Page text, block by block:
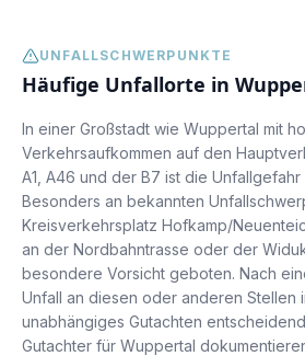
UNFALLSCHWERPUNKTE
Häufige Unfallorte in
In einer Großstadt wie Wuppertal mit
Verkehrsaufkommen auf den
A1, A46 und der B7 ist die
Besonders an bekannten
Kreisverkehrsplatz Hofkamp/
an der Nordbahntrasse oder der
besondere Vorsicht geboten. Nach
Unfall an diesen oder anderen Stellen
unabhängiges Gutachten
Gutachter für Wuppertal